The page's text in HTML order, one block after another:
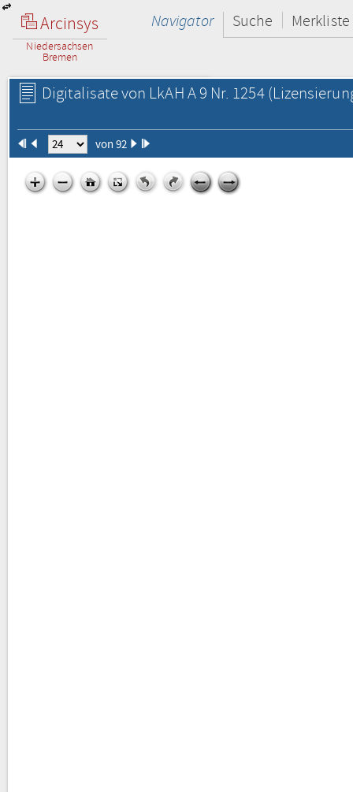
Arcinsys
Niedersachsen
Bremen
Navigator Suche Merkliste
Digitalisate von LkAH A 9 Nr. 1254
von 92